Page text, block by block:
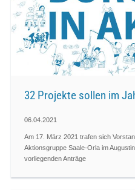
32 Projekte sollen im
06.04.2021
Am 17. März 2021 trafen sich
Aktionsgruppe Saale-Orla im
vorliegenden Anträge